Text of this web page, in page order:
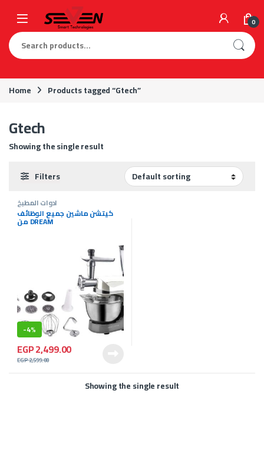
0
Search for:
Home Products tagged “Gtech”
Gtech
Showing the single result
Filters
ادوات المطبخ
كيتشن ماشين جميع الوظائف
من DREAM
-4%
EGP2,499.00
EGP2,599.00
Showing the single result